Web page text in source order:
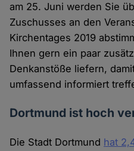
am 25. Juni werden Sie
Zuschusses an den
Kirchentages 2019
Ihnen gern ein paar
Denkanstöße liefern,
umfassend informiert
Dortmund ist hoch
Die Stadt Dortmund hat